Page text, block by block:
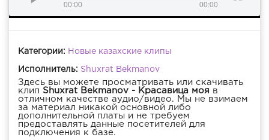
00:00 00:00
Категории: Новые казахские клипы
Исполнитель: Shuxrat Bekmanov
Здесь вы можете просматривать или скачивать
клип Shuxrat Bekmanov - Красавица моя в
отличном качестве аудио/видео. Мы не взимаем
за материал никакой основной либо
дополнительной платы и не требуем
предоставлять данные посетителей для
подключения к базе.